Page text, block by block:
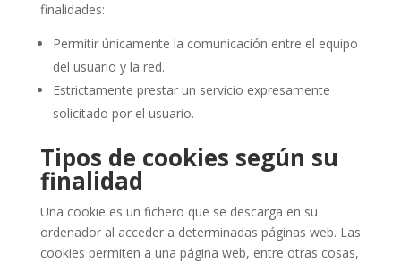
finalidades:
Permitir únicamente la comunicación entre el equipo
del usuario y la red.
Estrictamente prestar un servicio expresamente
solicitado por el usuario.
Tipos de cookies según su
finalidad
Una cookie es un fichero que se descarga en su
ordenador al acceder a determinadas páginas web. Las
cookies permiten a una página web, entre otras cosas,